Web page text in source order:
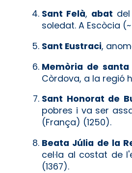
Sant Felà, abat
soledat. A Escòcia (~
Sant Eustraci,
Memòria de santa
Còrdova, a la regió
Sant Honorat de
pobres i va ser
(França) (1250).
Beata Júlia de la
cel·la al costat de
(1367).